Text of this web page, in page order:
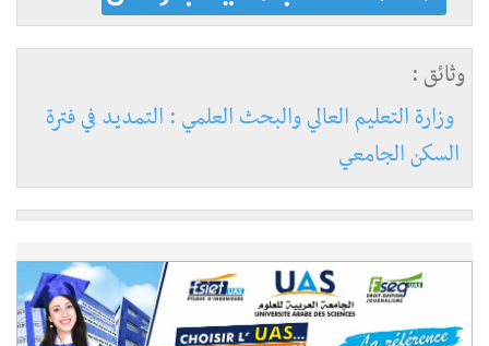
وثائق :
وزارة التعليم العالي والبحث العلمي : التمديد في فترة
السكن الجامعي